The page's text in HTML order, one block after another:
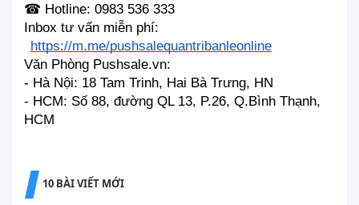
☎ Hotline: 0983 536 333
Inbox tư vấn miễn phí:
https://m.me/pushsalequantribanleonline
Văn Phòng Pushsale.vn:
- Hà Nội: 18 Tam Trinh, Hai Bà Trưng, HN
- HCM: Số 88, đường QL 13, P.26, Q.Bình Thạnh,
HCM
10 BÀI VIẾT MỚI